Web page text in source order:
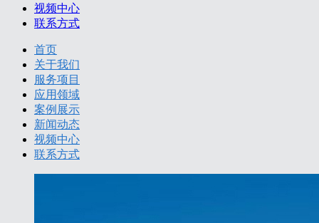
视频中心
联系方式
首页
关于我们
服务项目
应用领域
案例展示
新闻动态
视频中心
联系方式